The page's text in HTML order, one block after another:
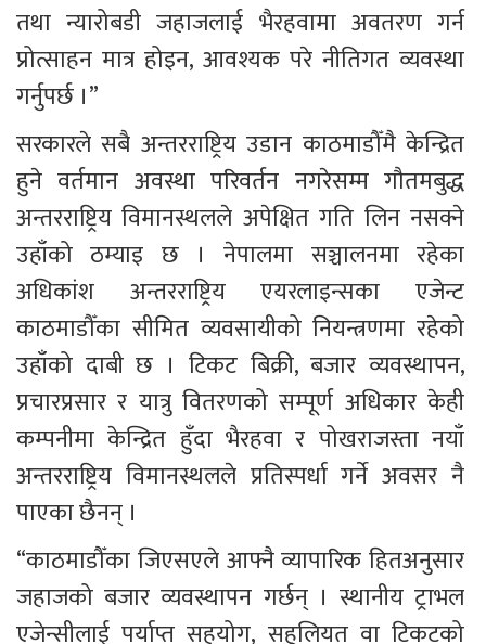
तथा न्यारोबडी जहाजलाई भैरहवामा अवतरण गर्न
प्रोत्साहन मात्र होइन, आवश्यक परे नीतिगत व्यवस्था
गर्नुपर्छ ।”
सरकारले सबै अन्तरराष्ट्रिय उडान काठमाडौँमै केन्द्रित
हुने वर्तमान अवस्था परिवर्तन नगरेसम्म गौतमबुद्ध
अन्तरराष्ट्रिय विमानस्थलले अपेक्षित गति लिन नसक्ने
उहाँको ठम्याइ छ । नेपालमा सञ्चालनमा रहेका
अधिकांश अन्तरराष्ट्रिय एयरलाइन्सका एजेन्ट
काठमाडौँका सीमित व्यवसायीको नियन्त्रणमा रहेको
उहाँको दाबी छ । टिकट बिक्री, बजार व्यवस्थापन,
प्रचारप्रसार र यात्रु वितरणको सम्पूर्ण अधिकार केही
कम्पनीमा केन्द्रित हुँदा भैरहवा र पोखराजस्ता नयाँ
अन्तरराष्ट्रिय विमानस्थलले प्रतिस्पर्धा गर्ने अवसर नै
पाएका छैनन् ।
“काठमाडौँका जिएसएले आफ्नै व्यापारिक हितअनुसार
जहाजको बजार व्यवस्थापन गर्छन् । स्थानीय ट्राभल
एजेन्सीलाई पर्याप्त सहयोग, सहुलियत वा टिकटको